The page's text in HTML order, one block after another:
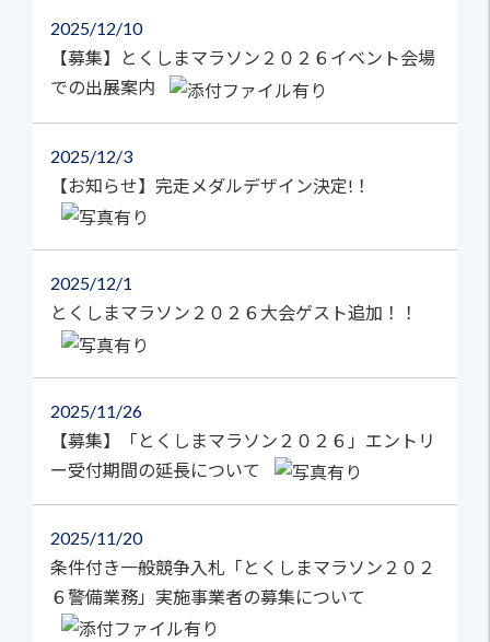
2025 12/10
【募集】とくしまマラソン２０２６イベント会場
での出展案内
2025 12/3
【お知らせ】完走メダルデザイン決定!！
2025 12/1
とくしまマラソン２０２６大会ゲスト追加！！
2025 11/26
【募集】「とくしまマラソン２０２６」エントリ
ー受付期間の延長について
2025 11/20
条件付き一般競争入札「とくしまマラソン２０２
６警備業務」実施事業者の募集について